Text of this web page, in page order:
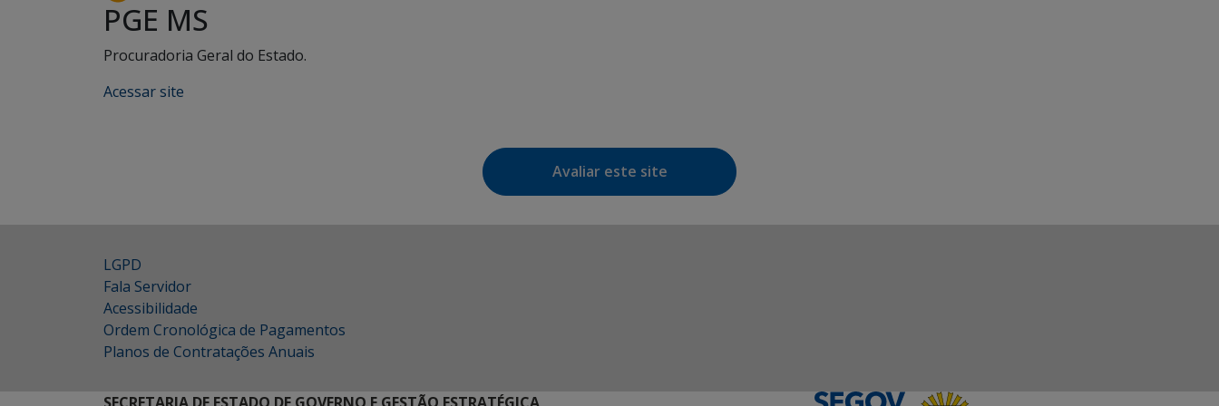
PGE MS
Procuradoria Geral do Estado.
Acessar site
Avaliar este site
LGPD
Fala Servidor
Acessibilidade
Ordem Cronológica de Pagamentos
Planos de Contratações Anuais